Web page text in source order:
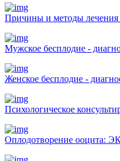
Причины и методы лечения
Мужское бесплодие -
Женское бесплодие -
Психологическое
Оплодотворение ооцита: